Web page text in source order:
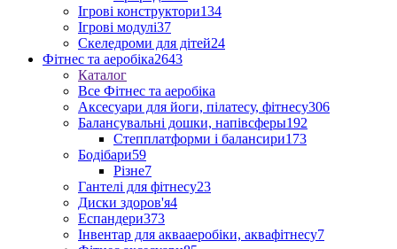
Ігрові конструктори134
Ігрові модулі37
Скеледроми для дітей24
Фітнес та аеробіка2643
Каталог
Все Фітнес та аеробіка
Аксесуари для йоги, пілатесу, фітнесу306
Балансувальні дошки, напівсферы192
Степплатформи і балансири173
Бодібари59
Різне7
Гантелі для фітнесу23
Диски здоров'я4
Еспандери373
Інвентар для аквааеробіки, аквафітнесу7